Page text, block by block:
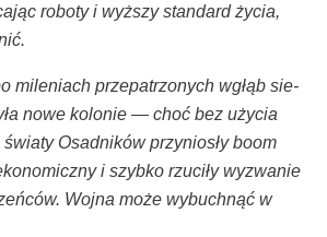
robo­ty i wyż­szy stan­dard życia,
mile­niach prze­pa­trzo­nych wgłąb sie­
nowe kolo­nie — choć bez uży­cia
Osad­ni­ków przy­nio­sły boom
i szyb­ko rzu­ci­ły wyzwa­nie
Woj­na może wybuch­nąć w